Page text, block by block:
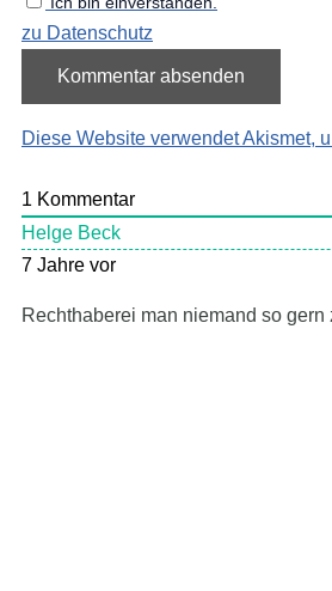
zu Datenschutz
Diese Website verwendet Akismet,
1 Kommentar
Helge Beck
7 Jahre vor
Rechthaberei man niemand so gern